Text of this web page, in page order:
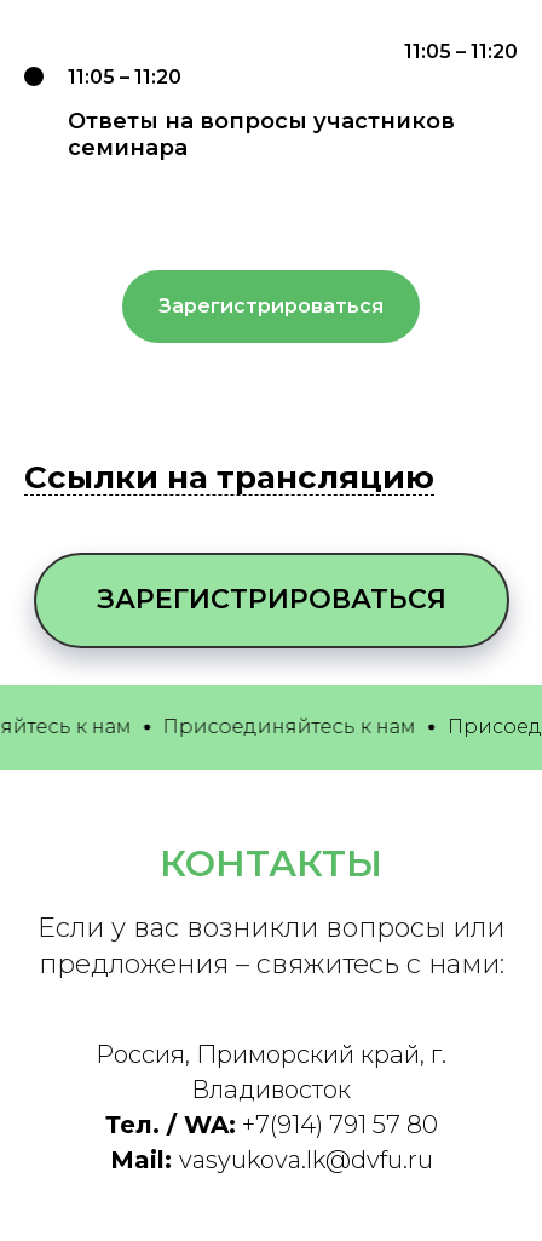
11:05 – 11:20
11:05 – 11:20
Ответы на вопросы участников
семинара
Зарегистрироваться
Ссылки на трансляцию
ЗАРЕГИСТРИРОВАТЬСЯ
к нам Присоединяйтесь к нам
КОНТАКТЫ
Если у вас возникли вопросы или
предложения – свяжитесь с нами:
Россия, Приморский край, г.
Владивосток
Тел. / WA: +7(914) 791 57 80
Mail: vasyukova.lk@dvfu.ru